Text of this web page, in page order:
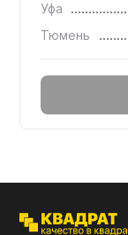
Уфа
Тюмень